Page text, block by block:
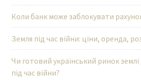
Коли банк може заблокувати
Земля під час війни: ціни, оренда,
Чи готовий український ринок
під час війни?